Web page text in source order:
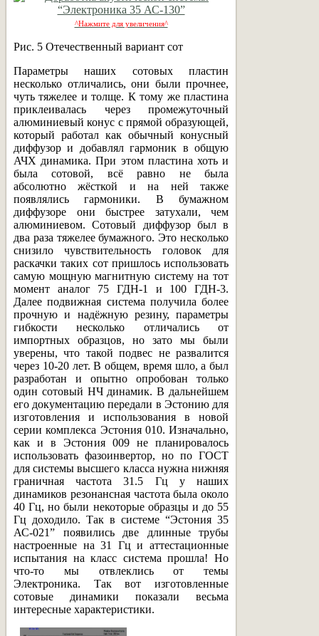
^Нажмите для увеличения^
Рис. 5 Отечественный вариант сот
Параметры наших сотовых пластин
несколько отличались, они были прочнее,
чуть тяжелее и толще. К тому же пластина
приклеивалась через промежуточный
алюминиевый конус с прямой образующей,
который работал как обычный конусный
диффузор и добавлял гармоник в общую
АЧХ динамика. При этом пластина хоть и
была сотовой, всё равно не была
абсолютно жёсткой и на ней также
появлялись гармоники. В бумажном
диффузоре они быстрее затухали, чем
алюминиевом. Сотовый диффузор был в
два раза тяжелее бумажного. Это несколько
снизило чувствительность головок для
раскачки таких сот пришлось использовать
самую мощную магнитную систему на тот
момент аналог 75 ГДН-1 и 100 ГДН-3.
Далее подвижная система получила более
прочную и надёжную резину, параметры
гибкости несколько отличались от
импортных образцов, но зато мы были
уверены, что такой подвес не развалится
через 10-20 лет. В общем, время шло, а был
разработан и опытно опробован только
один сотовый НЧ динамик. В дальнейшем
его документацию передали в Эстонию для
изготовления и использования в новой
серии комплекса Эстония 010. Изначально,
как и в Эстония 009 не планировалось
использовать фазоинвертор, но по ГОСТ
для системы высшего класса нужна нижняя
граничная частота 31.5 Гц у наших
динамиков резонансная частота была около
40 Гц, но были некоторые образцы и до 55
Гц доходило. Так в системе “Эстония 35
АС-021” появились две длинные трубы
настроенные на 31 Гц и аттестационные
испытания на класс система прошла! Но
что-то мы отвлеклись от темы
Электроника. Так вот изготовленные
сотовые динамики показали весьма
интересные характеристики.